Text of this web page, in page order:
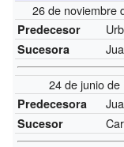
26 de noviembre
Predecesor
Sucesora
24 de junio
Predecesora
Sucesor